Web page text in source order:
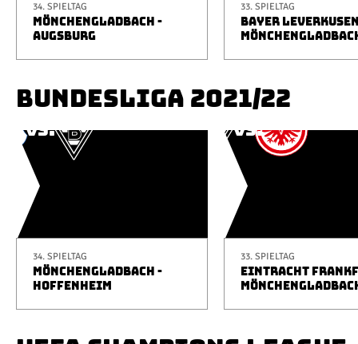
34. SPIELTAG
MÖNCHENGLADBACH -
AUGSBURG
33. SPIELTAG
BAYER
BUNDESLIGA 2021/22
34. SPIELTAG
MÖNCHENGLADBACH -
HOFFENHEIM
33. SPIELTAG
EINTRACHT